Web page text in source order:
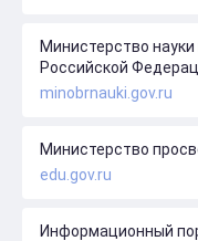
Министерство
Российской
minobrnauki.gov.ru
Министерство
edu.gov.ru
Информационный